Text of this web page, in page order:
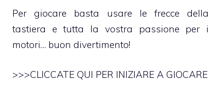
Per giocare basta usare le frecce della
tastiera e tutta la vostra passione per i
motori… buon divertimento!
>>>CLICCATE QUI PER INIZIARE A GIOCARE